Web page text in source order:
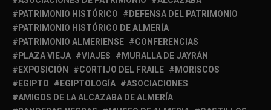
PATRIMONIO HISTÓRICO
DEFENSA DEL PATRIMONIO
PATRIMONIO HISTÓRICO DE ALMERÍA
PATRIMONIO ALMERIENSE
CONFERENCIAS
PLAZA VIEJA
VIAJES
MURALLA DE JAYRÁN
EXPOSICIÓN
CORTIJO DEL FRAILE
MORISCOS
EGIPTO
EGIPTOLOGÍA
ASOCIACIONES
AMIGOS DE LA ALCAZABA DE ALMERÍA